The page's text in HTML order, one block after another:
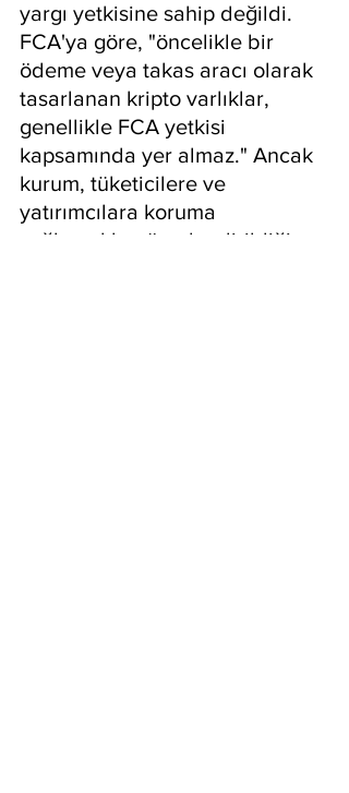
yargı yetkisine sahip değildi.
FCA'ya göre, "öncelikle bir
ödeme veya takas aracı olarak
tasarlanan kripto varlıklar,
genellikle FCA yetkisi
kapsamında yer almaz." Ancak
kurum, tüketicilere ve
yatırımcılara koruma
sağlamakla görevlendirildiği